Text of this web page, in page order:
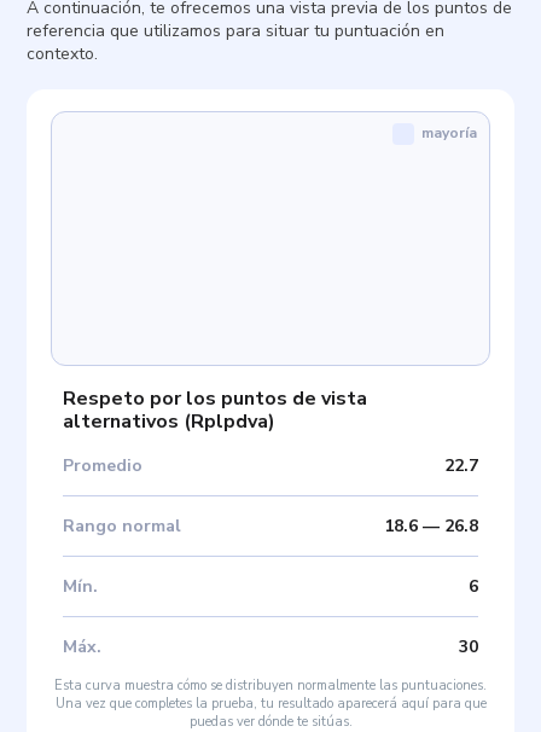
A continuación, te ofrecemos una vista previa de los puntos de
referencia que utilizamos para situar tu puntuación en
contexto.
Respeto por los puntos de vista
alternativos (Rplpdva)
Promedio 22.7
Rango normal 18.6— 26.8
Mín. 6
Máx. 30
mayoría
Esta curva muestra cómo se distribuyen normalmente las puntuaciones.
Una vez que completes la prueba, tu resultado aparecerá aquí para que
puedas ver dónde te sitúas.